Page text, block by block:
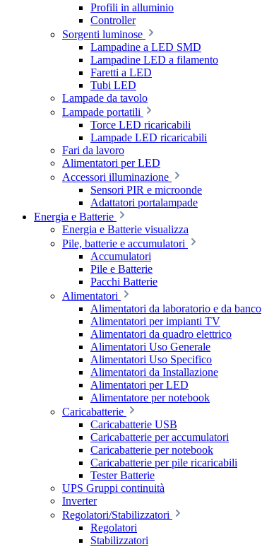
Profili in alluminio
Controller
Sorgenti luminose
Lampadine a LED SMD
Lampadine LED a filamento
Faretti a LED
Tubi LED
Lampade da tavolo
Lampade portatili
Torce LED ricaricabili
Lampade LED ricaricabili
Fari da lavoro
Alimentatori per LED
Accessori illuminazione
Sensori PIR e microonde
Adattatori portalampade
Energia e Batterie
Energia e Batterie visualizza
Pile, batterie e accumulatori
Accumulatori
Pile e Batterie
Pacchi Batterie
Alimentatori
Alimentatori da laboratorio e da banco
Alimentatori per impianti TV
Alimentatori da quadro elettrico
Alimentatori Uso Generale
Alimentatori Uso Specifico
Alimentatori da Installazione
Alimentatori per LED
Alimentatore per notebook
Caricabatterie
Caricabatterie USB
Caricabatterie per accumulatori
Caricabatterie per notebook
Caricabatterie per pile ricaricabili
Tester Batterie
UPS Gruppi continuità
Inverter
Regolatori/Stabilizzatori
Regolatori
Stabilizzatori